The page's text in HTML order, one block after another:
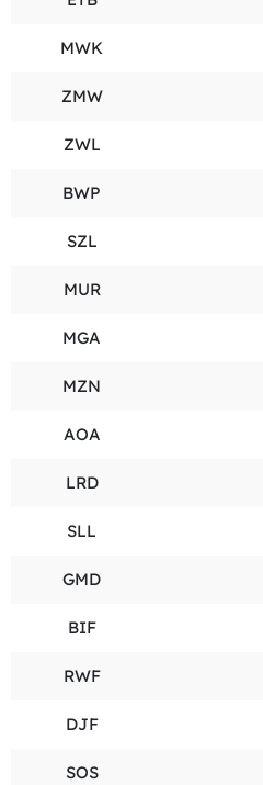
MWK
ZMW
ZWL
BWP
SZL
MUR
MGA
MZN
AOA
LRD
SLL
GMD
BIF
RWF
DJF
SOS